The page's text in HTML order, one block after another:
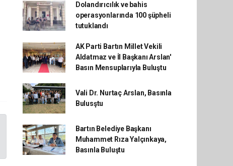
Dolandırıcılık ve bahis
operasyonlarında 100 şüpheli
tutuklandı
AK Parti Bartın Millet Vekili
Aldatmaz ve İl Başkanı Arslan'
Basın Mensuplarıyla Buluştu
Vali Dr. Nurtaç Arslan, Basınla
Bulusştu
Bartın Belediye Başkanı
Muhammet Rıza Yalçınkaya,
Basınla Buluştu